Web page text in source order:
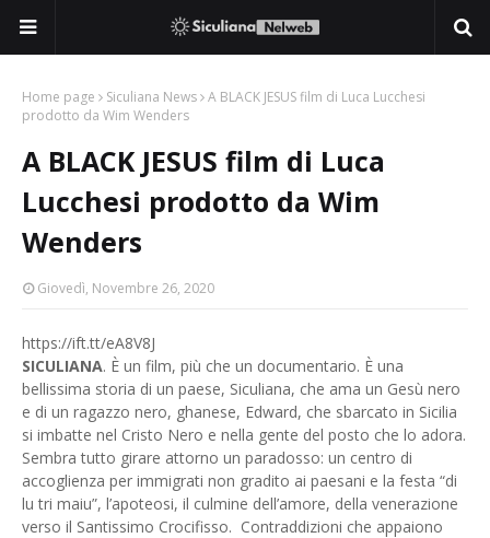
Home page Siculiana News A BLACK JESUS film di Luca Lucchesi
prodotto da Wim Wenders
A BLACK JESUS film di Luca
Lucchesi prodotto da Wim
Wenders
Giovedì, Novembre 26, 2020
https://ift.tt/eA8V8J
SICULIANA. È un film, più che un documentario. È una
bellissima storia di un paese, Siculiana, che ama un Gesù nero
e di un ragazzo nero, ghanese, Edward, che sbarcato in Sicilia
si imbatte nel Cristo Nero e nella gente del posto che lo adora.
Sembra tutto girare attorno un paradosso: un centro di
accoglienza per immigrati non gradito ai paesani e la festa “di
lu tri maiu”, l’apoteosi, il culmine dell’amore, della venerazione
verso il Santissimo Crocifisso. Contraddizioni che appaiono